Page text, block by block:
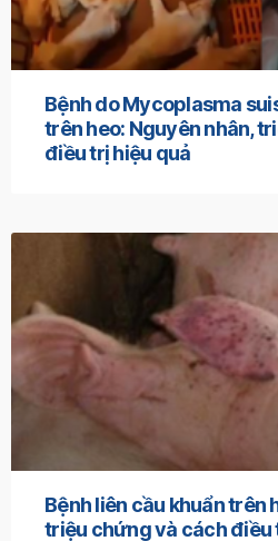
Bệnh do Mycoplasma
trên heo: Nguyên nhân,
điều trị hiệu quả
Bệnh liên cầu khuẩn trên
triệu chứng và cách điều